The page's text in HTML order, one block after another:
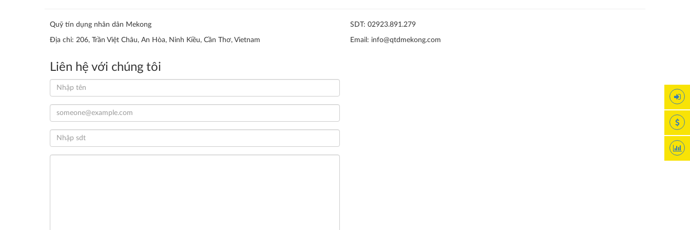
Quỹ tín dụng nhân dân Mekong
Địa chỉ: 206, Trần Việt Châu, An Hòa, Ninh Kiều, Cần Thơ, Vietnam
SDT: 02923.891.279
Email: info@qtdmekong.com
Liên hệ với chúng tôi